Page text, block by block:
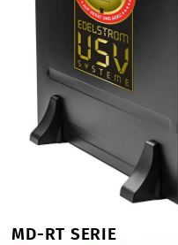
MD-RT SERIE